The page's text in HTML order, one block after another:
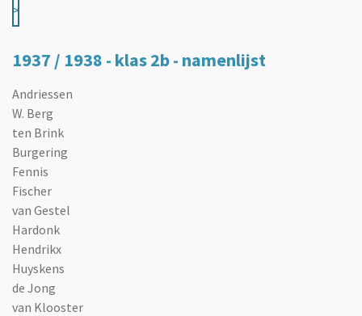
>
1937 / 1938 - klas 2b - namenlijst
Andriessen
W. Berg
ten Brink
Burgering
Fennis
Fischer
van Gestel
Hardonk
Hendrikx
Huyskens
de Jong
van Klooster